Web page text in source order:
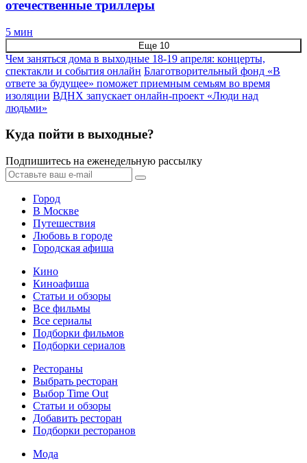
отечественные триллеры
5 мин
Еще 10
Чем заняться дома в выходные 18-19 апреля: концерты,
спектакли и события онлайн Благотворительный фонд «В
ответе за будущее» поможет приемным семьям во время
изоляции ВДНХ запускает онлайн-проект «Люди над
людьми»
Куда пойти в выходные?
Подпишитесь на еженедельную рассылку
Город
В Москве
Путешествия
Любовь в городе
Городская афиша
Кино
Киноафиша
Статьи и обзоры
Все фильмы
Все сериалы
Подборки фильмов
Подборки сериалов
Рестораны
Выбрать ресторан
Выбор Time Out
Статьи и обзоры
Добавить ресторан
Подборки ресторанов
Мода